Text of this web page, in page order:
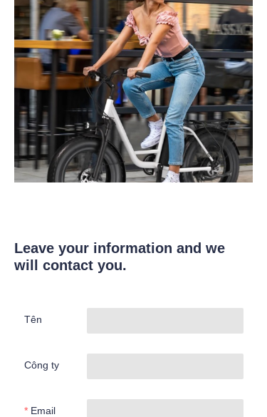
Leave your information and we
will contact you.
Tên
Công ty
Email